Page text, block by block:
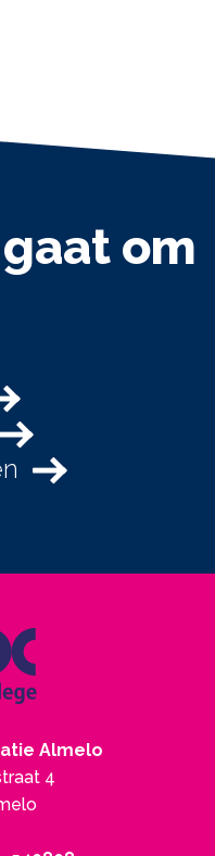
om
Almelo
4